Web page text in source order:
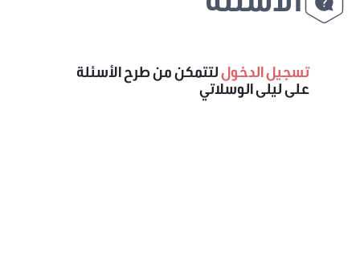
تسجيل الدخوللتتمكن من طرح الأسئلة
على ليلى الوسلاتي